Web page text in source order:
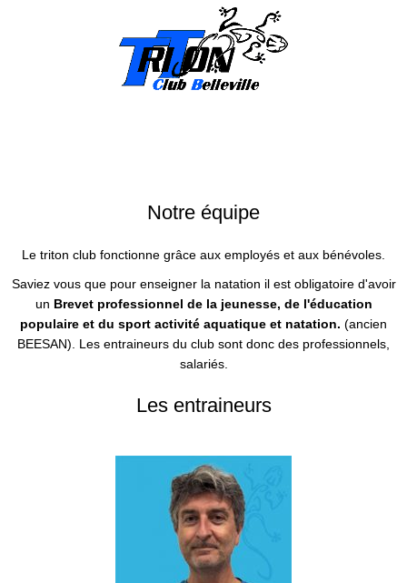
Notre équipe
Le triton club fonctionne grâce aux employés et aux bénévoles.
Saviez vous que pour enseigner la natation il est obligatoire d'avoir
un Brevet professionnel de la jeunesse, de l'éducation
populaire et du sport activité aquatique et natation. (ancien
BEESAN). Les entraineurs du club sont donc des professionnels,
salariés.
Les entraineurs